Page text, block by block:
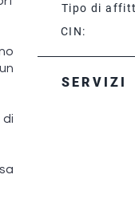
di
Tipo di
CIN:
SERVIZI